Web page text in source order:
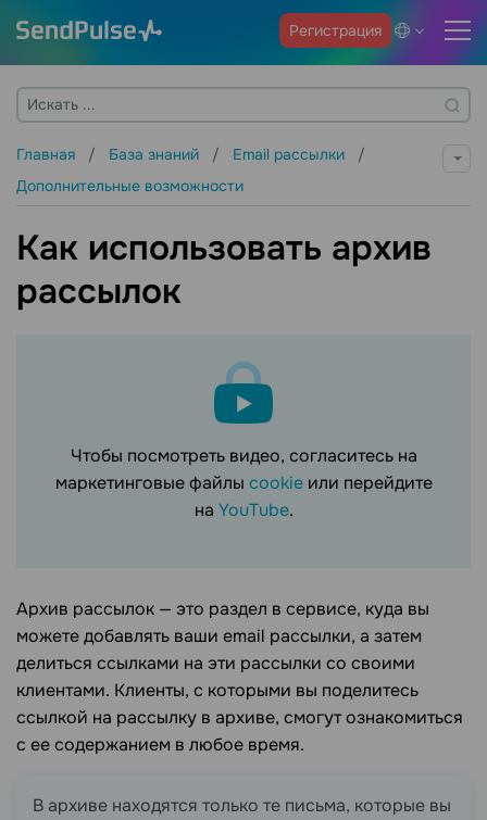
Регистрация
Главная База знаний
Email рассылки
Дополнительные возможности
Как использовать архив
рассылок
Чтобы посмотреть видео, согласитесь на
маркетинговые файлы cookie или перейдите
на YouTube.
Архив рассылок — это раздел в сервисе, куда вы
можете добавлять ваши email рассылки, а затем
делиться ссылками на эти рассылки со своими
клиентами. Клиенты, с которыми вы поделитесь
ссылкой на рассылку в архиве, смогут ознакомиться
с ее содержанием в любое время.
В архиве находятся только те письма, которые вы